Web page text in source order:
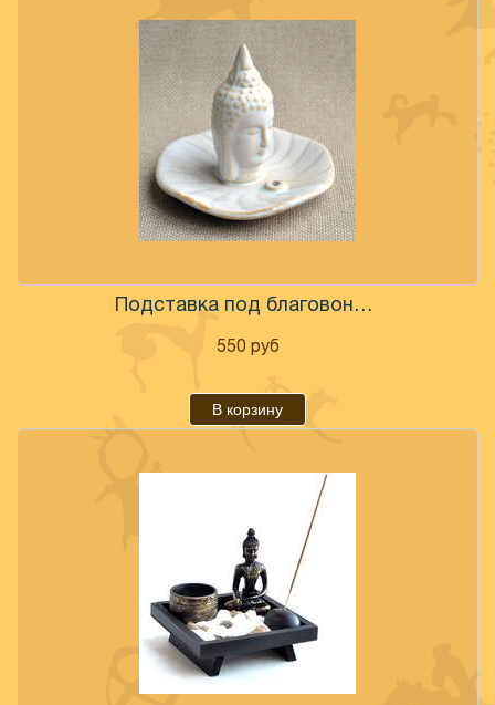
Подставка под благовония"Будда" 10 см
550 руб
В корзину